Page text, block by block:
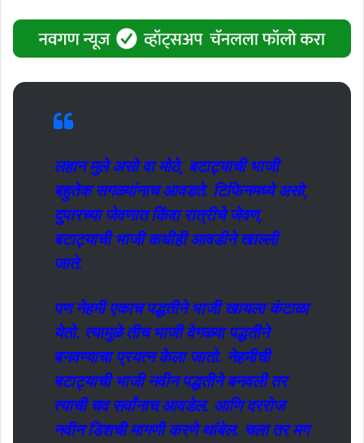
लहान मुले असो वा मोठे, बटाट्याची भाजी
बहुतेक सगळ्यांनाच आवडते. टिफिनमध्ये असो,
दुपारच्या जेवणात किंवा रात्रीचे जेवण,
बटाट्याची भाजी कधीही आवडीने खाल्ली
जाते.
पण नेहमी एकाच पद्धतीने भाजी खायला कंटाळा
येतो. त्यामुळे तीच भाजी वेगळ्या पद्धतीने
बनवण्याचा प्रयत्न केला जातो. नेहमीची
बटाट्याची भाजी नवीन पद्धतीने बनवली तर
त्याची चव सर्वांनाच आवडेल. आणि दररोज
नवीन डिशची मागणी करणे थांबेल. चला तर मग